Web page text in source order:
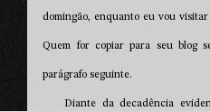
domingão, enquanto eu vou visitar
Quem for copiar para seu blog
parágrafo seguinte.
Diante da decadência